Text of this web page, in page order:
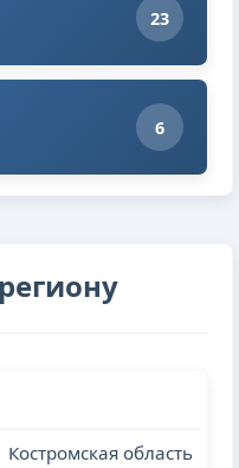
23
6
Костромская область